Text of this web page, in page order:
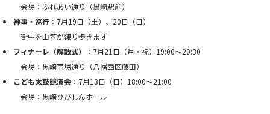
会場：ふれあい通り（黒崎駅前）
神事・巡行 ：7月19日（土）、20日（日）
街中を山笠が練り歩きます
フィナーレ（解散式）
：7月21日（月・祝）19:00〜20:30
会場：黒崎宿場通り（八幡西区藤田）
こども太鼓競演会 ：7月13日（日）18:00〜21:00
会場：黒崎ひびしんホール